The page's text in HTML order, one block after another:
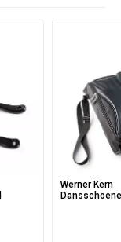
Werner Kern